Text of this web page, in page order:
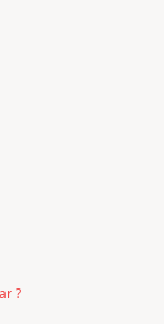
?